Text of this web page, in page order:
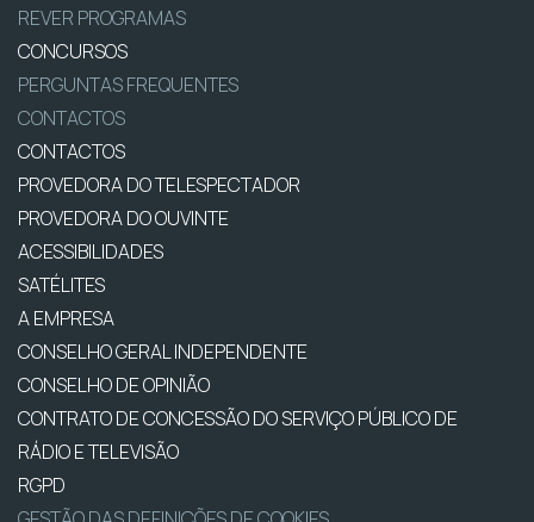
REVER PROGRAMAS
CONCURSOS
PERGUNTAS FREQUENTES
CONTACTOS
CONTACTOS
PROVEDORA DO TELESPECTADOR
PROVEDORA DO OUVINTE
ACESSIBILIDADES
SATÉLITES
A EMPRESA
CONSELHO GERAL INDEPENDENTE
CONSELHO DE OPINIÃO
CONTRATO DE CONCESSÃO DO SERVIÇO PÚBLICO DE
RÁDIO E TELEVISÃO
RGPD